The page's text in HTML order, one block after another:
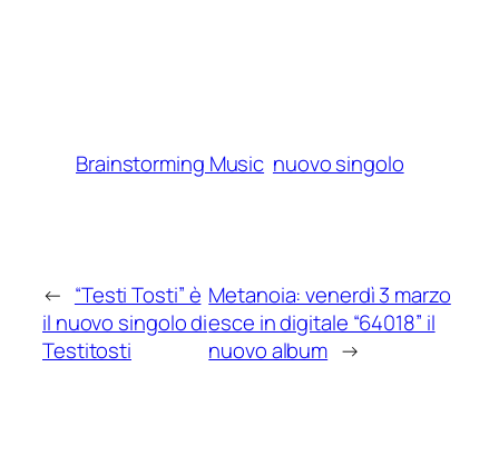
Brainstorming Music nuovo singolo
← “Testi Tosti” è
il nuovo singolo di
Testitosti
Metanoia: venerdì 3 marzo
esce in digitale “64018” il
nuovo album →